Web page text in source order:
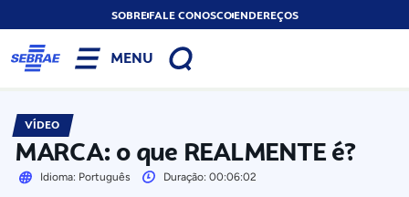
SOBREFALE CONOSCOENDEREÇOS
MENU
VÍDEO
Idioma: Português Duração: 00:06:02
MARCA: o que REALMENTE é?